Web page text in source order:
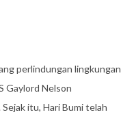
perlindungan lingkungan
Gaylord Nelson
itu, Hari Bumi telah